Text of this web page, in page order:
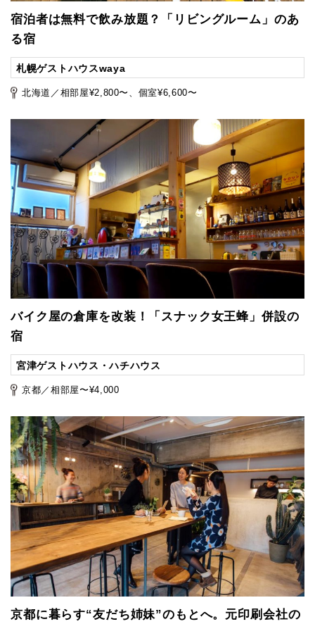
宿泊者は無料で飲み放題？「リビングルーム」のあ
る宿
札幌ゲストハウスwaya
北海道／相部屋¥2,800〜、個室¥6,600〜
バイク屋の倉庫を改装！「スナック女王蜂」併設の
宿
宮津ゲストハウス・ハチハウス
京都／相部屋〜¥4,000
京都に暮らす“友だち姉妹”のもとへ。元印刷会社の